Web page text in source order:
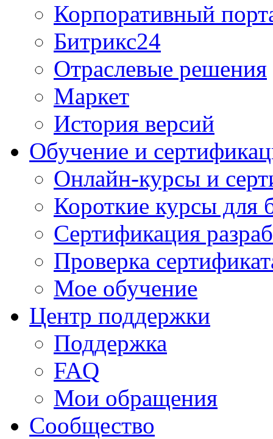
Корпоративный
Битрикс24
Отраслевые решения
Маркет
История версий
Обучение и
Онлайн-курсы и
Короткие курсы для
Сертификация
Проверка
Мое обучение
Центр поддержки
Поддержка
FAQ
Мои обращения
Сообщество